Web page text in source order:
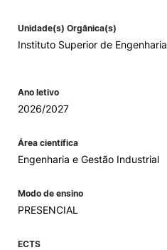
Unidade(s) Orgânica(s)
Instituto Superior de Engenharia
Ano letivo
2026/2027
Área científica
Engenharia e Gestão Industrial
Modo de ensino
PRESENCIAL
ECTS